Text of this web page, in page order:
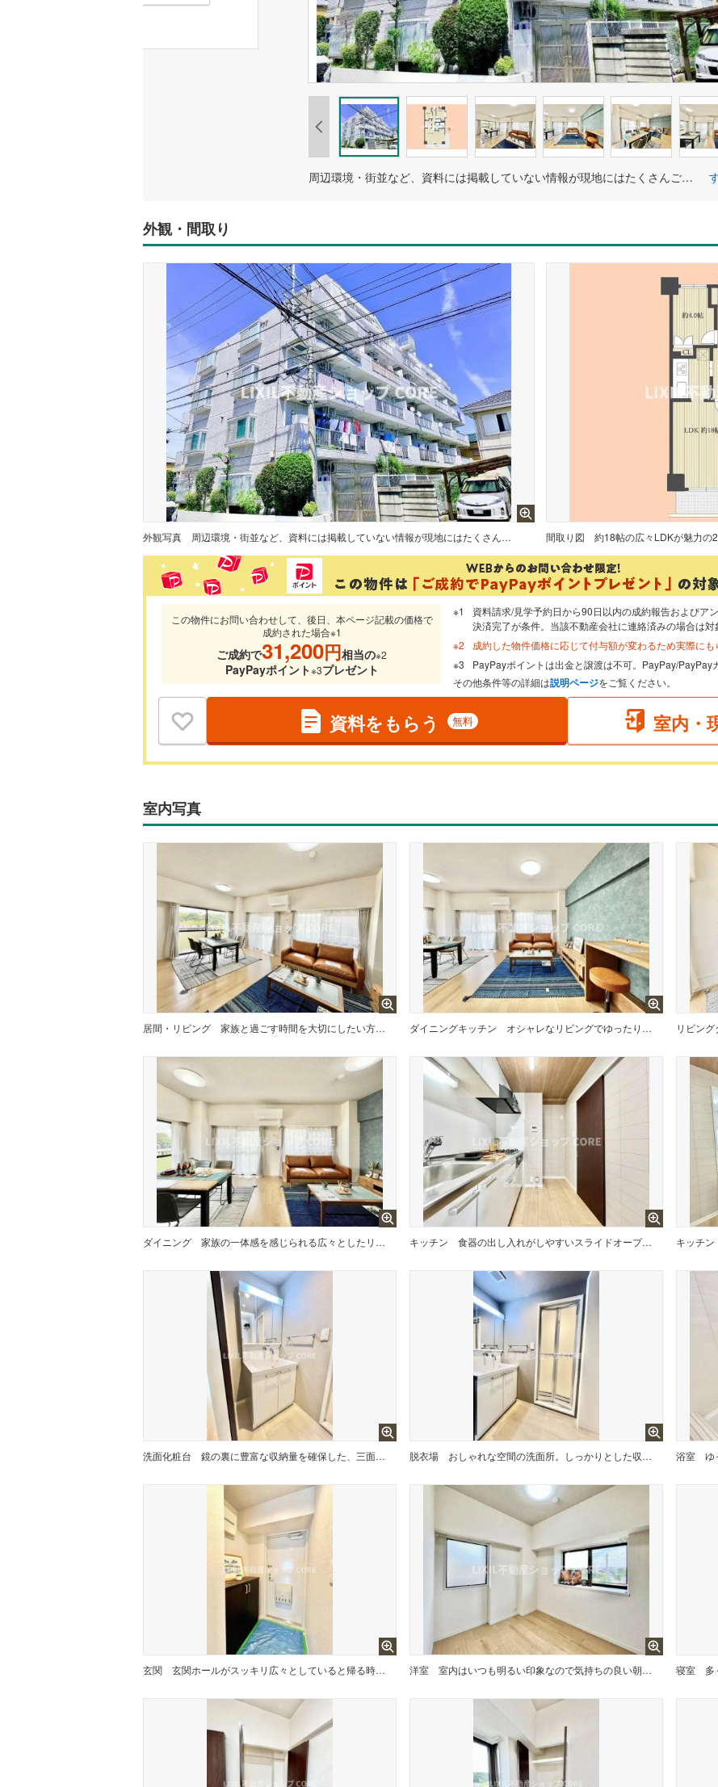
周辺環境・街並など、資料には掲載していない情報が現地にはたくさんございます。是非ご確認下さい。
外観・間取り
外観写真 周辺環境・街並など、資料には掲載していない情報が現地にはたくさんございます。是非ご確認下さい。 間取り図
この物件にお問い合わせして、後日、本ページ記載の価格で
成約された場合※1
ご成約で31,200円相当の※2
PayPayポイント※3プレゼント
資料請求/見学予約日から90日以内の成約報告およびア
決済完了が条件。当該不動産会社に連絡済みの場合は対
成約した物件価格に応じて付与額が変わるため実際にも
PayPayポイントは出金と譲渡は不可。PayPay/PayPay
その他条件等の詳細は説明ページをご覧ください。
資料をもらう 無料 室内・
室内写真
居間・リビング 家族と過ごす時間を大切にしたい方にぴったりの明るくゆとりある住空間です。 ダイニングキッチン オシャレなリビングでゆったりとしたひとときを過ごしませんか？ リビン
ダイニング 家族の一体感を感じられる広々としたリビングスペース。家族の笑い声が今にも目に浮かびそう。 キッチン 食器の出し入れがしやすいスライドオープン式です。収納豊富なシステムキッチンになります。 キッチン
洗面化粧台 鏡の裏に豊富な収納量を確保した、三面鏡タイプの洗面化粧台。洗面室の整頓にも役立ちますね。 脱衣場 おしゃれな空間の洗面所。しっかりとした収納スペースもございます！ゆったりお使い頂ける広さです！ 浴室
玄関 玄関ホールがスッキリ広々としていると帰る時も出ていく時も気持ちが良いものです！ 洋室 室内はいつも明るい印象なので気持ちの良い朝を迎えられます。毎日の生活も明るくなりそう 寝室